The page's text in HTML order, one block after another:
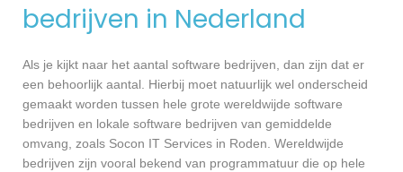
bedrijven in Nederland
Als je kijkt naar het aantal software bedrijven, dan zijn dat er
een behoorlijk aantal. Hierbij moet natuurlijk wel onderscheid
gemaakt worden tussen hele grote wereldwijde software
bedrijven en lokale software bedrijven van gemiddelde
omvang, zoals Socon IT Services in Roden. Wereldwijde
bedrijven zijn vooral bekend van programmatuur die op hele